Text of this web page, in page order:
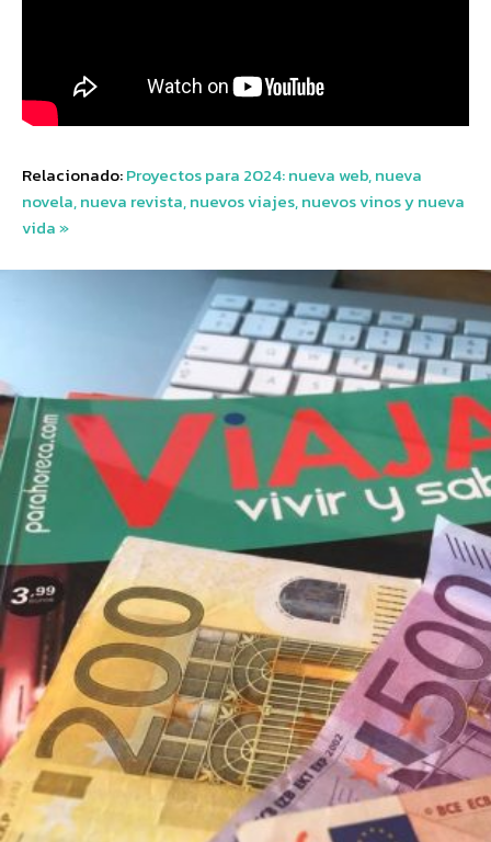
Relacionado:Proyectos para 2024: nueva web, nueva
novela, nueva revista, nuevos viajes, nuevos vinos y nueva
vida »